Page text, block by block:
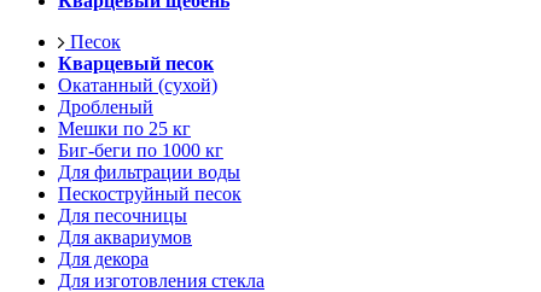
Песок
Кварцевый песок
Окатанный (сухой)
Дробленый
Мешки по 25 кг
Биг-беги по 1000 кг
Для фильтрации воды
Пескоструйный песок
Для песочницы
Для аквариумов
Для декора
Для изготовления стекла